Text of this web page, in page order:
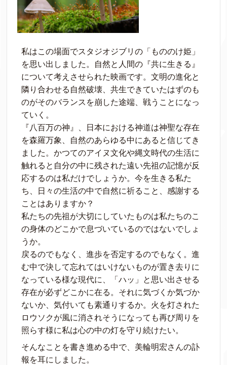
私はこの場面でスタジオジブリの「もののけ姫」
を思い出しました。自然と人間の『共に生きる』
について考えさせられた映画です。文明の進化と
隣り合わせる自然破壊、共生できていたはずのも
のがそのバランスを崩した途端、戦うことになっ
ていく。
『八百万の神』、日本における神道は神聖な存在
を森羅万象、自然のあらゆる中にあると信じてき
ました。かつてのアイヌ文化や縄文時代の生活に
触れると自分の中に残された遠い先祖の記憶が反
応するのは私だけでしょうか。今を生きる私た
ち、日々の生活の中で自然に祈ること、感謝する
ことはありますか？
私たちの先祖が大切にしていたものは私たちのこ
の身体のどこかで息づいているのではないでしょ
うか。
戻るのでもなく、進歩を否定するのでもなく。進
む中で決して忘れてはいけないものが置き去りに
なっている様な現代に、「ハッ」と思い出させる
存在が必ずどこかに在る。それに気づくか気づか
ないか、気付いても素通りするか。火を灯された
ロウソクが風に消されそうになっても再び周りを
照らす様に私は心の中の灯を守り続けたい。
そんなことを書き進める中で、美輪明宏さんの訃
報を耳にしました。